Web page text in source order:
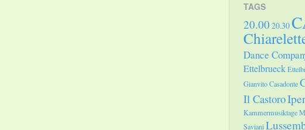
TAGS
20.00 20.30
Dance
Ettelbrueck
Gianvito Casadonte
Il Castoro
Kammermusiktage
Saviani